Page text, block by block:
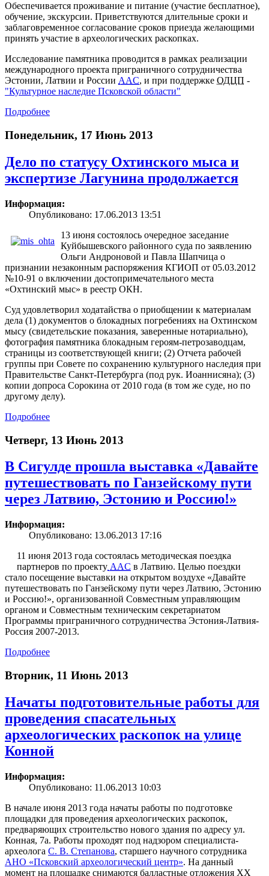
Обеспечивается проживание и питание (участие бесплатное),
обучение, экскурсии. Приветствуются длительные сроки и
заблаговременное согласование сроков приезда желающими
принять участие в археологических раскопках.
Исследование памятника проводится в рамках реализации
международного проекта приграничного сотрудничества
Эстонии, Латвии и России AAC, и при поддержке ОДЦП -
"Культурное наследие Псковской области"
Подробнее
Понедельник, 17 Июнь 2013
Дело по статусу Охтинского мыса и
экспертизе Лагунина продолжается
Информация:
Опубликовано: 17.06.2013 13:51
13 июня состоялось очередное заседание
Куйбышевского районного суда по заявлению
Ольги Андроновой и Павла Шапчица о
признании незаконным распоряжения КГИОП от 05.03.2012
№10-91 о включении достопримечательного места
«Охтинский мыс» в реестр ОКН.
Суд удовлетворил ходатайства о приобщении к материалам
дела (1) документов о блокадных погребениях на Охтинском
мысу (свидетельские показания, заверенные нотариально),
фотография памятника блокадным героям-петрозаводцам,
страницы из соответствующей книги; (2) Отчета рабочей
группы при Совете по сохранению культурного наследия при
Правительстве Санкт-Петербурга (под рук. Иоаннисяна); (3)
копии допроса Сорокина от 2010 года (в том же суде, но по
другому делу).
Подробнее
Четверг, 13 Июнь 2013
В Сигулде прошла выставка «Давайте
путешествовать по Ганзейскому пути
через Латвию, Эстонию и Россию!»
Информация:
Опубликовано: 13.06.2013 17:16
11 июня 2013 года состоялась методическая поездка
партнеров по проекту AAC в Латвию. Целью поездки
стало посещение выставки на открытом воздухе «Давайте
путешествовать по Ганзейскому пути через Латвию, Эстонию
и Россию!», организованной Совместным управляющим
органом и Совместным техническим секретариатом
Программы приграничного сотрудничества Эстония-Латвия-
Россия 2007-2013.
Подробнее
Вторник, 11 Июнь 2013
Начаты подготовительные работы для
проведения спасательных
археологических раскопок на улице
Конной
Информация:
Опубликовано: 11.06.2013 10:03
В начале июня 2013 года начаты работы по подготовке
площадки для проведения археологических раскопок,
предваряющих строительство нового здания по адресу ул.
Конная, 7а. Работы проходят под надзором специалиста-
археолога С. В. Степанова, старшего научного сотрудника
АНО «Псковский археологический центр». На данный
момент на площадке снимаются балластные отложения ХХ